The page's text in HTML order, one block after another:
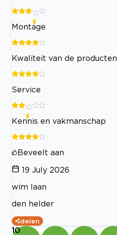
Montage
Kwaliteit van de producten
Service
Kennis en vakmanschap
Beveelt aan
19 July 2026
wim laan
den helder
delen
10